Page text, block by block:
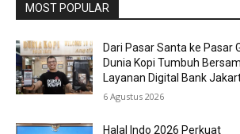
MOST POPULAR
Dari Pasar Santa ke Pasar
Dunia Kopi Tumbuh
Layanan Digital Bank
6 Agustus 2026
Halal Indo 2026 Perkuat